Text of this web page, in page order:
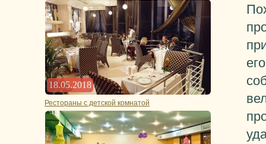
18.05.2018
Рестораны с детской комнатой